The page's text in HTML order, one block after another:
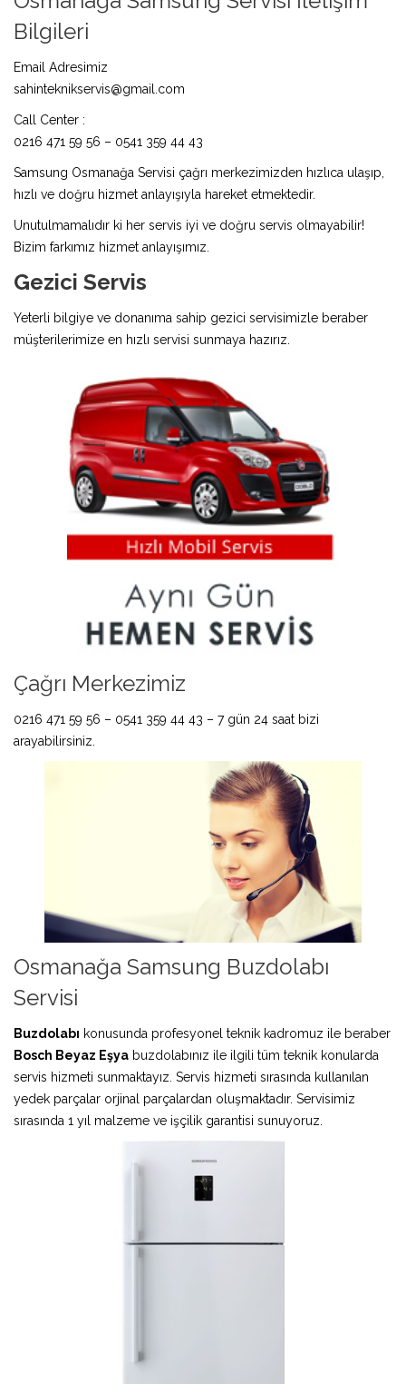
Bilgileri
Email Adresimiz
sahinteknikservis@gmail.com
Call Center :
0216 471 59 56 – 0541 359 44 43
Samsung Osmanağa Servisi çağrı merkezimizden hızlıca ulaşıp,
hızlı ve doğru hizmet anlayışıyla hareket etmektedir.
Unutulmamalıdır ki her servis iyi ve doğru servis olmayabilir!
Bizim farkımız hizmet anlayışımız.
Gezici Servis
Yeterli bilgiye ve donanıma sahip gezici servisimizle beraber
müşterilerimize en hızlı servisi sunmaya hazırız.
Çağrı Merkezimiz
0216 471 59 56 – 0541 359 44 43 – 7 gün 24 saat bizi
arayabilirsiniz.
Osmanağa Samsung Buzdolabı
Servisi
Buzdolabı konusunda profesyonel teknik kadromuz ile beraber
Bosch Beyaz Eşya buzdolabınız ile ilgili tüm teknik konularda
servis hizmeti sunmaktayız. Servis hizmeti sırasında kullanılan
yedek parçalar orjinal parçalardan oluşmaktadır. Servisimiz
sırasında 1 yıl malzeme ve işçilik garantisi sunuyoruz.